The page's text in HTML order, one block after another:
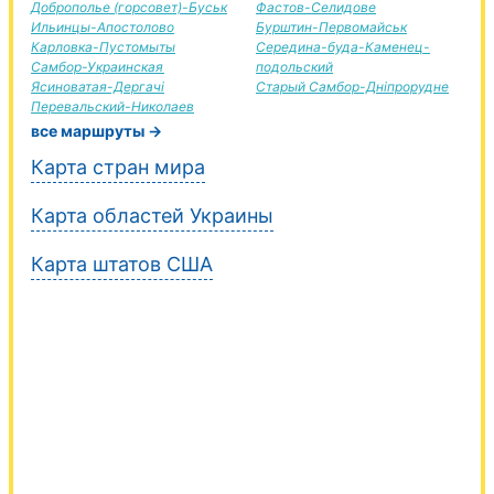
Доброполье (горсовет)-Буськ
Ильинцы-Апостолово
Карловка-Пустомыты
Самбор-Украинская
Ясиноватая-Дергачі
Перевальский-Николаев
Фастов-Селидове
Бурштин-Первомайськ
Середина-буда-Каменец-
подольский
Старый Самбор-Дніпрорудне
все маршруты →
Карта стран мира
Карта областей Украины
Карта штатов США